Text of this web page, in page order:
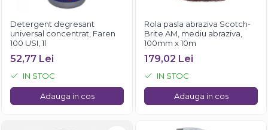
Detergent degresant
universal concentrat, Faren
100 USI, 1l
52,77 Lei
IN STOC
Adauga in cos
Rola pasla abraziva Scotch-
Brite AM, mediu abraziva,
100mm x 10m
179,02 Lei
IN STOC
Adauga in cos